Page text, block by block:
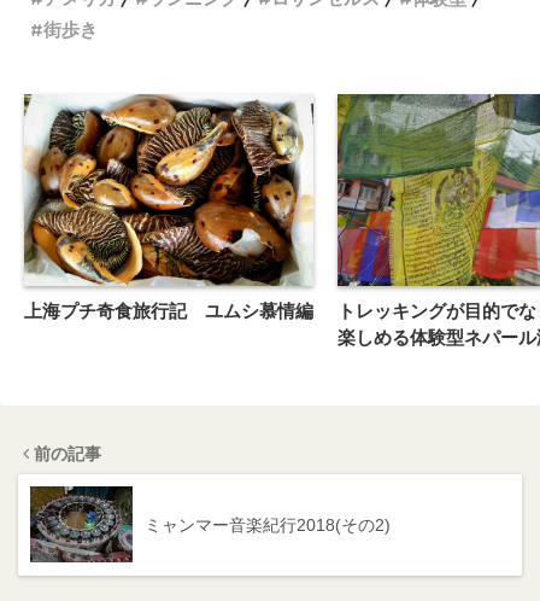
街歩き
上海プチ奇食旅行記 ユムシ慕情編
トレッキングが目的で
楽しめる体験型ネパー
前の記事
ミャンマー音楽紀行2018(その2)